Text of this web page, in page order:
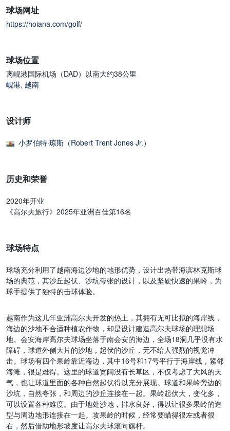
球场网址
https://hoiana.com/golf/
球场位置
离岘港国际机场（DAD）以南大约38公里
岘港, 越南
设计师
小罗伯特·琼斯（Robert Trent Jones Jr.）
历史和荣誉
2020年开业
《高尔夫旅行》2025年亚洲百佳第16名
球场特点
球场充分利用了越南海边沙地的地形优势，设计出热带海滨林克斯球
场的典范，其沙丘起伏、沙坑夸张的设计，以及坚硬快速的果岭，为
球手提供了独特的击球体验。
越南作为这几年亚洲高尔夫开发的热土，其拥有无可比拟的海岸线，
海边的沙地不合适种植农作物，却是设计建造高尔夫球场的理想场
地。会安海岸高尔夫球场坐落于南会安的海边，全场18洞几乎没有水
障碍，球道外侧大片的沙地，起伏的沙丘，无不给人强烈的视觉冲
击。球场有四个果岭靠近海边，其中16号和17号平行于海岸线，紧邻
海滩，很是难得。这里的球道宽阔没有长草区，不仅考虑了大风的天
气，也让球道里面的各种自然起伏得以充分展现。球道和果岭旁边的
沙坑，自然夸张，和周边的沙丘连接在一起。果岭起伏大，变化多，
可以设置各种难度。由于地处沙地，排水良好，得以让很多果岭的造
型与周边地形连接在一起。攻果岭的时候，经常要瞄得很左或者很
右，然后借助地形坡度让高尔夫球滚向旗杆。